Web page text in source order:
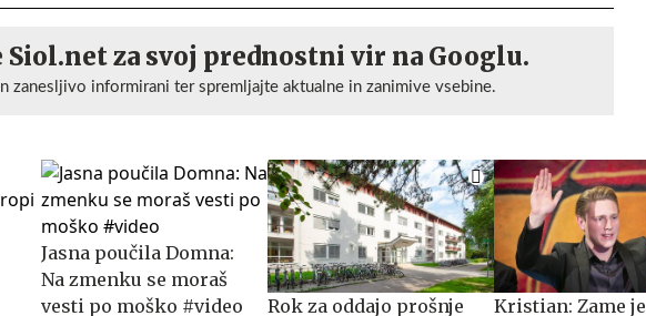
za svoj prednostni vir na Googlu.
zanesljivo informirani ter spremljajte aktualne in zanimive vsebine.
Jasna poučila Domna:
Na zmenku se moraš
vesti po moško #video
​​​​​​​Rok za oddajo prošnje
Kristian: Zame je